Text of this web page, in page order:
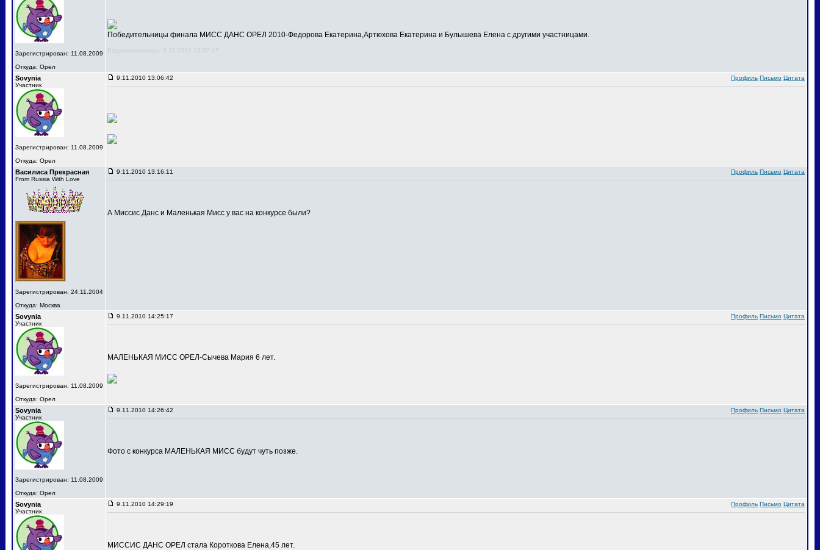
Зарегистрирован: 11.08.2009
Откуда: Орел
Победительницы финала МИСС ДАНС ОРЕЛ 2010-Федорова Екатерина,Артюхова Екатерина и Булышева Елена с другими участницами.
Редактировалось: 9.11.2010 13:07:17
Sovynia
Участник
Зарегистрирован: 11.08.2009
Откуда: Орел
9.11.2010 13:06:42 Профиль Письмо Цитата
Василиса Прекрасная
From Russia With Love
Зарегистрирован: 24.11.2004
Откуда: Москва
9.11.2010 13:16:11 Профиль Письмо Цитата
А Миссис Данс и Маленькая Мисс у вас на конкурсе были?
Sovynia
Участник
Зарегистрирован: 11.08.2009
Откуда: Орел
9.11.2010 14:25:17 Профиль Письмо Цитата
МАЛЕНЬКАЯ МИСС ОРЕЛ-Сычева Мария 6 лет.
Sovynia
Участник
Зарегистрирован: 11.08.2009
Откуда: Орел
9.11.2010 14:26:42 Профиль Письмо Цитата
Фото с конкурса МАЛЕНЬКАЯ МИСС будут чуть позже.
Sovynia
Участник
9.11.2010 14:29:19 Профиль Письмо Цитата
МИССИС ДАНС ОРЕЛ стала Короткова Елена,45 лет.